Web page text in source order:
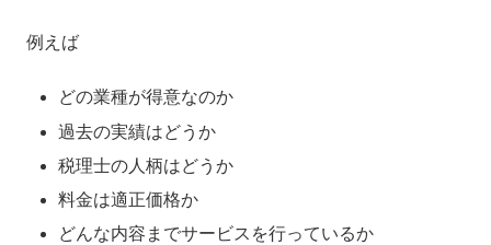
例えば
どの業種が得意なのか
過去の実績はどうか
税理士の人柄はどうか
料金は適正価格か
どんな内容までサービスを行っているか